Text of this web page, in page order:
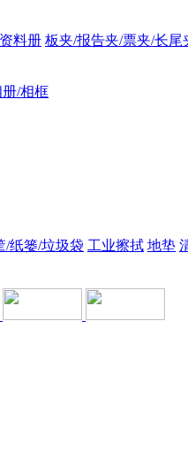
资料册 板夹/报告夹/票夹/长尾
册/相框
/纸篓/垃圾袋 工业擦拭 地垫